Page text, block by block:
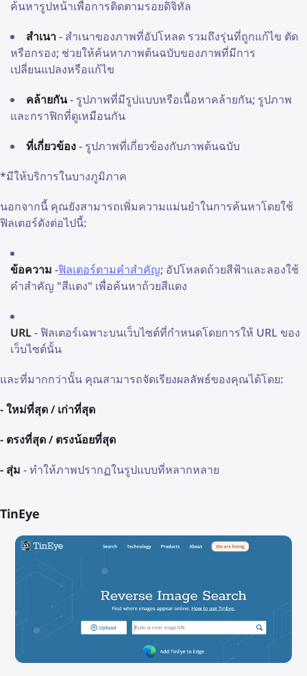
ค้นหารูปหน้าเพื่อการติดตามรอยดิจิทัล
สำเนา- สำเนาของภาพที่อัปโหลด รวมถึงรุ่นที่ถูกแก้ไข ตัด
หรือกรอง; ช่วยให้ค้นหาภาพต้นฉบับของภาพที่มีการ
เปลี่ยนแปลงหรือแก้ไข
คล้ายกัน- รูปภาพที่มีรูปแบบหรือเนื้อหาคล้ายกัน; รูปภาพ
และกราฟิกที่ดูเหมือนกัน
ที่เกี่ยวข้อง- รูปภาพที่เกี่ยวข้องกับภาพต้นฉบับ
*มีให้บริการในบางภูมิภาค
นอกจากนี้ คุณยังสามารถเพิ่มความแม่นยำในการค้นหาโดยใช้
ฟิลเตอร์ดังต่อไปนี้:
ข้อความ -ฟิลเตอร์ตามคำสำคัญ; อัปโหลดถ้วยสีฟ้าและลองใช้
คำสำคัญ "สีแดง" เพื่อค้นหาถ้วยสีแดง
URL- ฟิลเตอร์เฉพาะบนเว็บไซต์ที่กำหนดโดยการให้ URL ของ
เว็บไซต์นั้น
และที่มากกว่านั้น คุณสามารถจัดเรียงผลลัพธ์ของคุณได้โดย:
- ใหม่ที่สุด / เก่าที่สุด
- ตรงที่สุด / ตรงน้อยที่สุด
- สุ่ม - ทำให้ภาพปรากฏในรูปแบบที่หลากหลาย
TinEye